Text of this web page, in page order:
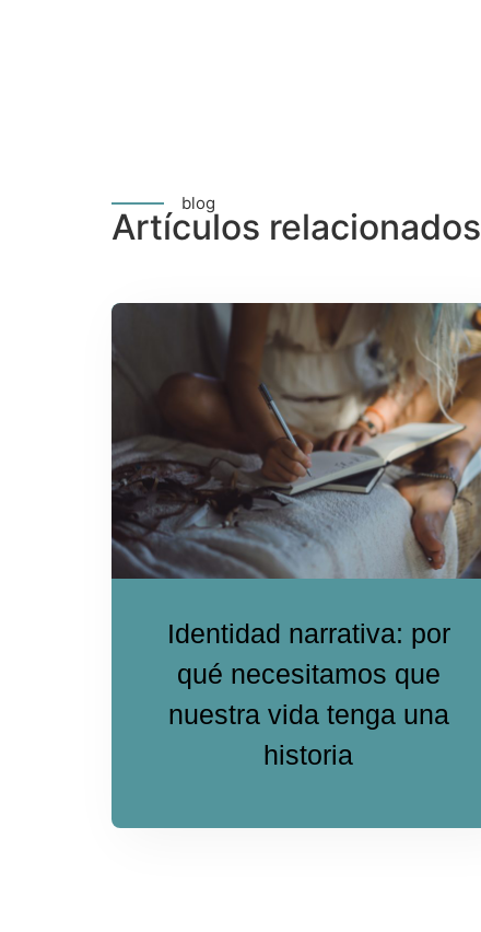
blog
Artículos relacionados
Identidad narrativa: por
qué necesitamos que
nuestra vida tenga una
historia